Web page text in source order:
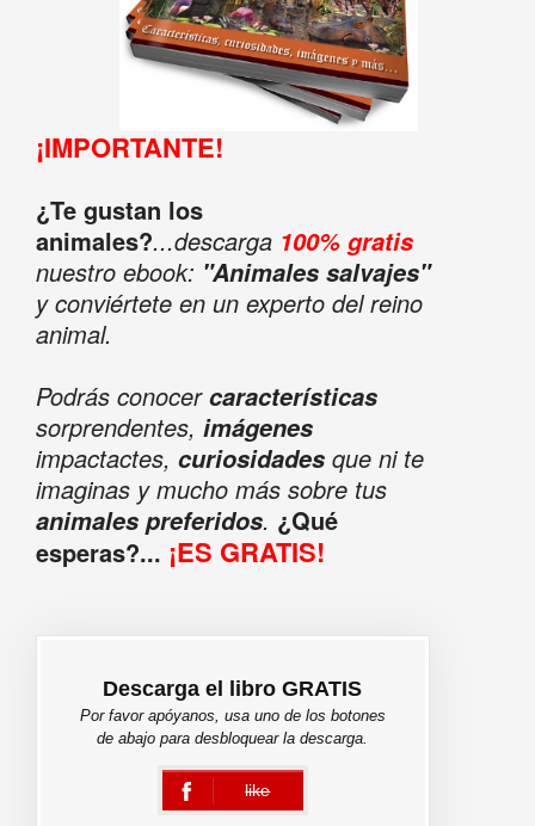
¡IMPORTANTE!
¿Te gustan los
animales?...descarga 100% gratis
nuestro ebook: "Animales salvajes"
y conviértete en un experto del reino
animal.
Podrás conocercaracterísticas
sorprendentes, imágenes
impactactes, curiosidadesque ni te
imaginas y mucho más sobre tus
animales preferidos. ¿Qué
esperas?... ¡ES GRATIS!
Descarga el libro GRATIS
Por favor apóyanos, usa uno de los botones
de abajo para desbloquear la descarga.
like
error